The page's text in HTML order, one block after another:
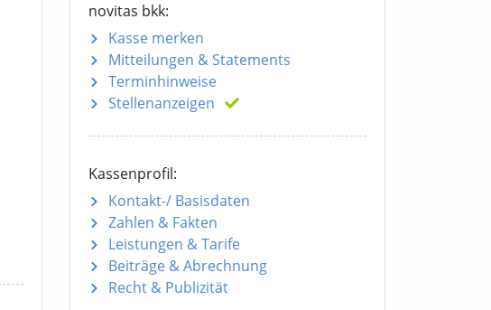
novitas bkk:
Kasse merken
Mitteilungen & Statements
Terminhinweise
Stellenanzeigen
Kassenprofil:
Kontakt-/ Basisdaten
Zahlen & Fakten
Leistungen & Tarife
Beiträge & Abrechnung
Recht & Publizität